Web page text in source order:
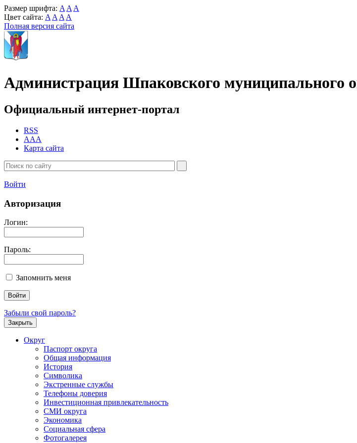
Размер шрифта: A A A
Цвет сайта: A A A A
Полная версия сайта
Администрация Шпаковского муниципального
Официальный интернет-портал
RSS
AAA
Карта сайта
Войти
Авторизация
Логин:
Пароль:
Запомнить меня
Забыли свой пароль?
Закрыть
Округ
Паспорт округа
Общая информация
История
Символика
Экстренные службы
Телефоны доверия
Инвестиционная привлекательность
СМИ округа
Экономика
Социальная сфера
Фотогалерея